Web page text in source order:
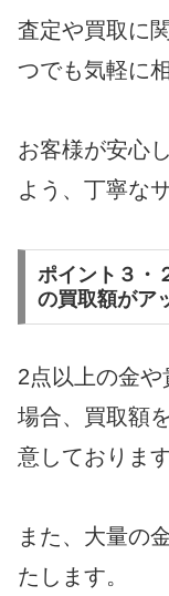
査定や買取に
つでも気軽に
お客様が安心
よう、丁寧な
ポイント３・
の買取額がア
2点以上の金
場合、買取額
意しております
また、大量の
たします。